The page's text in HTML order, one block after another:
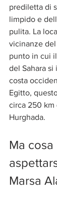
prediletta di
limpido e
pulita. La
vicinanze
punto in cui
del Sahara
costa
Egitto,
circa 250 km
Hurghada.
Ma
Marsa